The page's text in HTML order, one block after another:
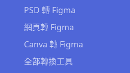
PSD 轉 Figma
網頁轉 Figma
Canva 轉 Figma
全部轉換工具